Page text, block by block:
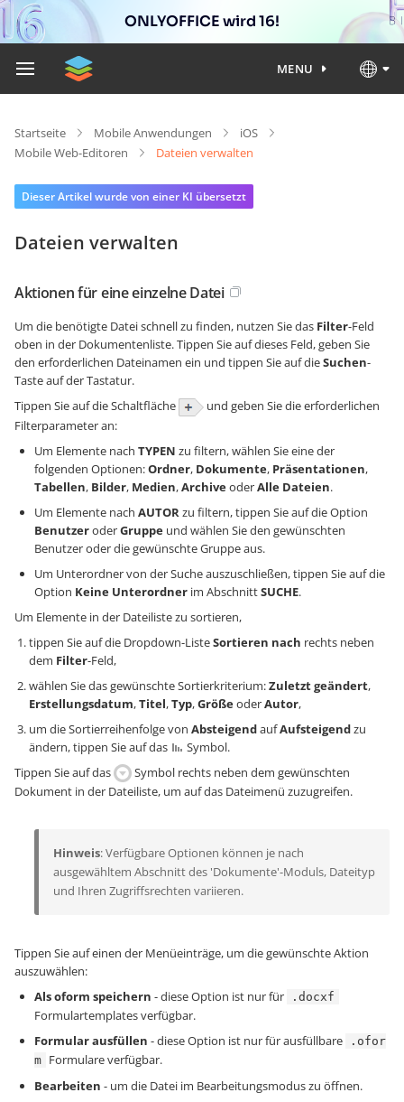
ONLYOFFICE wird 16!
MENU
Startseite Mobile Anwendungen
iOS
Mobile Web-Editoren
Dateien verwalten
Dieser Artikel wurde von einer KI übersetzt
Dateien verwalten
Aktionen für eine einzelne Datei
Um die benötigte Datei schnell zu finden, nutzen Sie das Filter-Feld
oben in der Dokumentenliste. Tippen Sie auf dieses Feld, geben Sie
den erforderlichen Dateinamen ein und tippen Sie auf dieSuchen-
Taste auf der Tastatur.
Tippen Sie auf die Schaltfläche
und geben Sie die erforderlichen
Filterparameter an:
Um Elemente nach TYPEN zu filtern, wählen Sie eine der
folgenden Optionen:Ordner, Dokumente, Präsentationen,
Tabellen, Bilder, Medien,ArchiveoderAlle Dateien.
Um Elemente nach AUTOR zu filtern, tippen Sie auf die Option
BenutzeroderGruppe und wählen Sie den gewünschten
Benutzer oder die gewünschte Gruppe aus.
Um Unterordner von der Suche auszuschließen, tippen Sie auf die
Option Keine Unterordner im AbschnittSUCHE.
Um Elemente in der Dateiliste zu sortieren,
tippen Sie auf die Dropdown-ListeSortieren nach rechts neben
dem Filter-Feld,
wählen Sie das gewünschte Sortierkriterium:Zuletzt geändert,
Erstellungsdatum,Titel,Typ,GrößeoderAutor,
um die Sortierreihenfolge von AbsteigendaufAufsteigendzu
ändern, tippen Sie auf das
Symbol.
Tippen Sie auf das
Symbol rechts neben dem gewünschten
Dokument in der Dateiliste, um auf das Dateimenü zuzugreifen.
Hinweis: Verfügbare Optionen können je nach
ausgewähltem Abschnitt des 'Dokumente'-Moduls, Dateityp
und Ihren Zugriffsrechten variieren.
Tippen Sie auf einen der Menüeinträge, um die gewünschte Aktion
auszuwählen:
Als oform speichern - diese Option ist nur für .docxf
Formulartemplates verfügbar.
Formular ausfüllen - diese Option ist nur für ausfüllbare
.ofor
m Formulare verfügbar.
Bearbeiten - um die Datei im Bearbeitungsmodus zu öffnen.